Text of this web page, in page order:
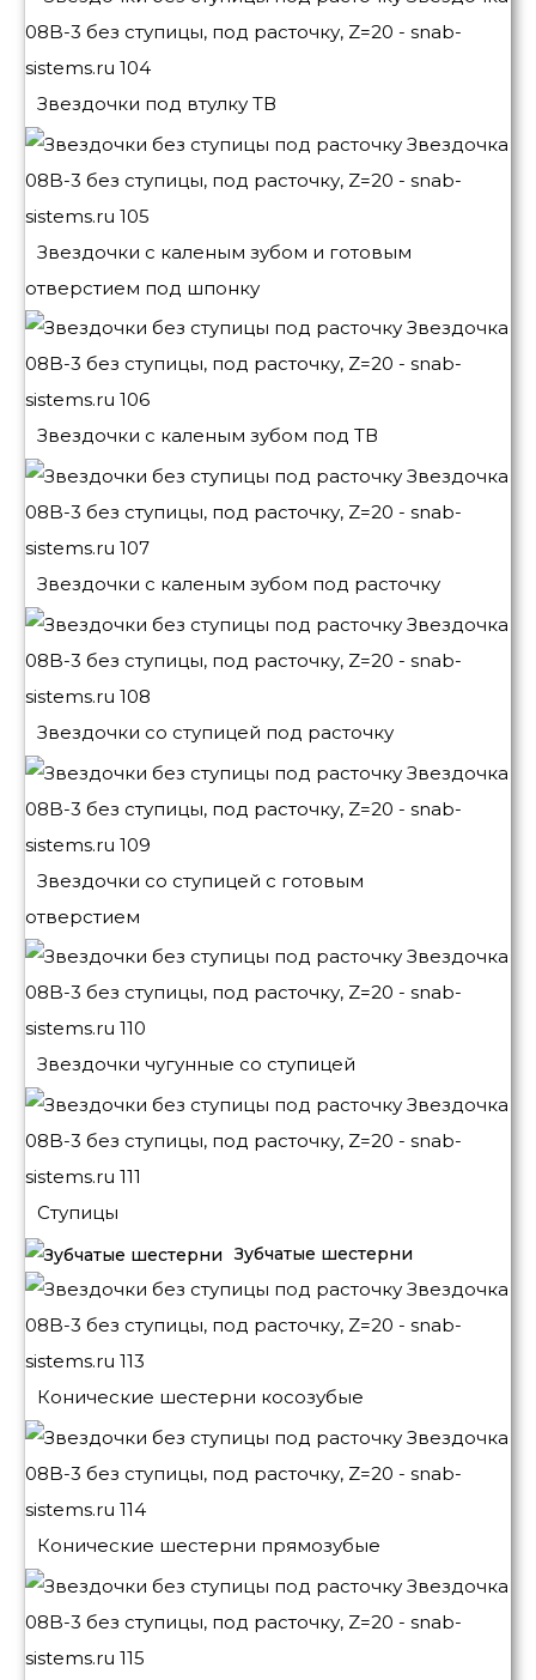
Звездочки под втулку ТВ
Звездочки с каленым зубом и готовым
отверстием под шпонку
Звездочки с каленым зубом под ТВ
Звездочки с каленым зубом под расточку
Звездочки со ступицей под расточку
Звездочки со ступицей с готовым
отверстием
Звездочки чугунные со ступицей
Ступицы
Зубчатые шестерни
Конические шестерни косозубые
Конические шестерни прямозубые